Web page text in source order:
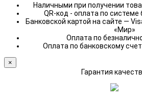
Наличными при получении
QR-код - оплата по
Банковской картой на сайте —
«Мир»
Оплата по
Оплата по банковскому
×
Гарантия